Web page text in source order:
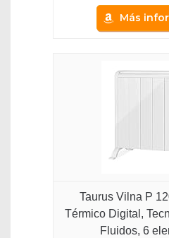
Más
Taurus Vilna P
Térmico Digital,
Fluidos, 6